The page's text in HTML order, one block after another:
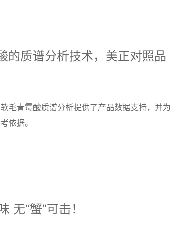
的质谱分析技术，美正对照品
毛青霉酸质谱分析提供了产品数据支持，并为
依据。
无“蟹”可击！